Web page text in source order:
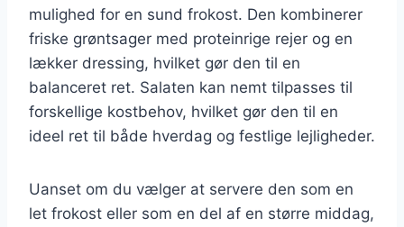
mulighed for en sund frokost. Den kombinerer
friske grøntsager med proteinrige rejer og en
lækker dressing, hvilket gør den til en
balanceret ret. Salaten kan nemt tilpasses til
forskellige kostbehov, hvilket gør den til en
ideel ret til både hverdag og festlige lejligheder.
Uanset om du vælger at servere den som en
let frokost eller som en del af en større middag,